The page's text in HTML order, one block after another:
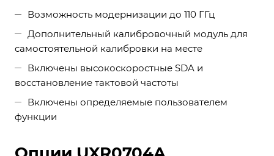
Возможность модернизации до 110 ГГц
Дополнительный калибровочный модуль для
самостоятельной калибровки на месте
Включены высокоскоростные SDA и
восстановление тактовой частоты
Включены определяемые пользователем
функции